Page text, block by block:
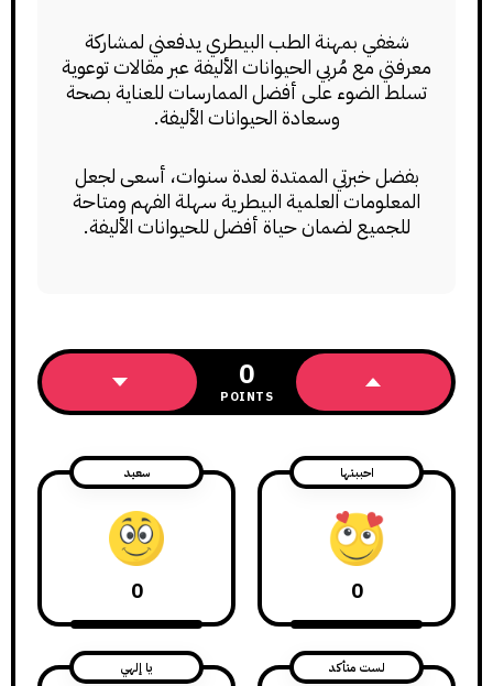
شغفي بمهنة الطب البيطري يدفعني لمشاركة
معرفتي مع مُربي الحيوانات الأليفة عبر مقالات توعوية
تسلط الضوء على أفضل الممارسات للعناية بصحة
وسعادة الحيوانات الأليفة.
بفضل خبرتي الممتدة لعدة سنوات، أسعى لجعل
المعلومات العلمية البيطرية سهلة الفهم ومتاحة
للجميع لضمان حياة أفضل للحيوانات الأليفة.
0
POINTS
احببتها
0
سعيد
0
لست متأكد يا إلهي